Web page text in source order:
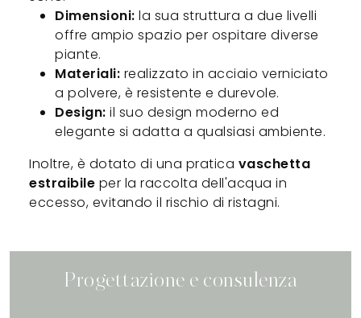
Dimensioni: la sua struttura a due livelli
offre ampio spazio per ospitare diverse
piante.
Materiali: realizzato in acciaio verniciato
a polvere, è resistente e durevole.
Design: il suo design moderno ed
elegante si adatta a qualsiasi ambiente.
Inoltre, è dotato di una pratica vaschetta
estraibile per la raccolta dell'acqua in
eccesso, evitando il rischio di ristagni.
Progettazione e consulenza